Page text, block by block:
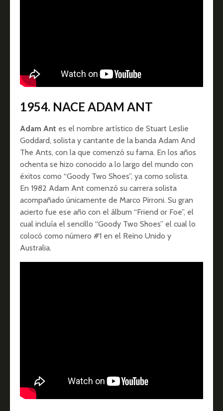
1954. NACE ADAM ANT
Adam Ant es el nombre artístico de Stuart Leslie
Goddard, solista y cantante de la banda Adam And
The Ants, con la que comenzó su fama. En los años
ochenta se hizo conocido a lo largo del mundo con
éxitos como “Goody Two Shoes”, ya como solista.
En 1982 Adam Ant comenzó su carrera solista
acompañado únicamente de Marco Pirroni. Su gran
acierto fue ese año con el álbum “Friend or Foe”, el
cual incluía el sencillo “Goody Two Shoes” el cual lo
colocó como número #1 en el Reino Unido y
Australia.